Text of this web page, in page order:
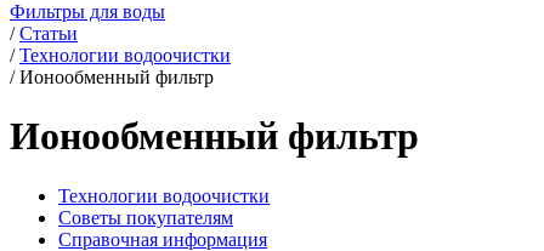
Фильтры для воды
/ Статьи
/ Технологии водоочистки
/ Ионообменный фильтр
Ионообменный фильтр
Технологии водоочистки
Советы покупателям
Справочная информация